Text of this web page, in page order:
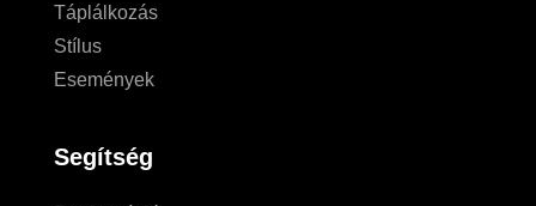
Táplálkozás
Stílus
Események
Segítség